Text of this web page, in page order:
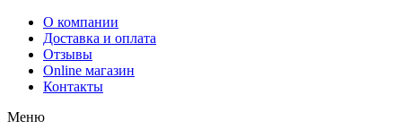
О компании
Доставка и оплата
Отзывы
Online магазин
Контакты
Меню